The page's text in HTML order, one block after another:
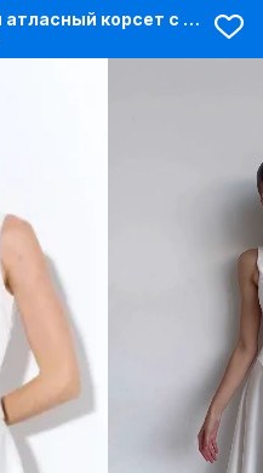
Круглогодичный белый атласный корсет с шнуровкой